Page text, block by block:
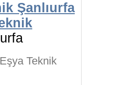
Şanlıurfa
Teknik